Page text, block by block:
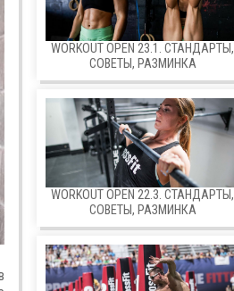
WORKOUT OPEN 23.1. СТАНДАРТЫ,
СОВЕТЫ, РАЗМИНКА
WORKOUT OPEN 22.3. СТАНДАРТЫ,
СОВЕТЫ, РАЗМИНКА